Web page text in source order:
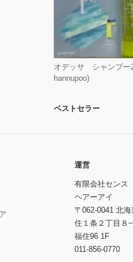
オデッサ シャンプー
hannupoo)
ベストセラー
運営
有限会社センス
ヘアーアイ
〒062-0041 北
住１条２丁目８
福住96 1F
011-856-0770